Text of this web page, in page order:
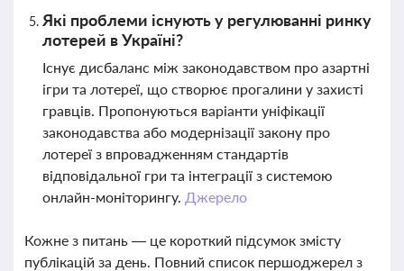
Які проблеми існують у регулюванні ринку
лотерей в Україні?
Існує дисбаланс між законодавством про азартні
ігри та лотереї, що створює прогалини у захисті
гравців. Пропонуються варіанти уніфікації
законодавства або модернізації закону про
лотереї з впровадженням стандартів
відповідальної гри та інтеграції з системою
онлайн-моніторингу. Джерело
Кожне з питань — це короткий підсумок змісту
публікацій за день. Повний список першоджерел з